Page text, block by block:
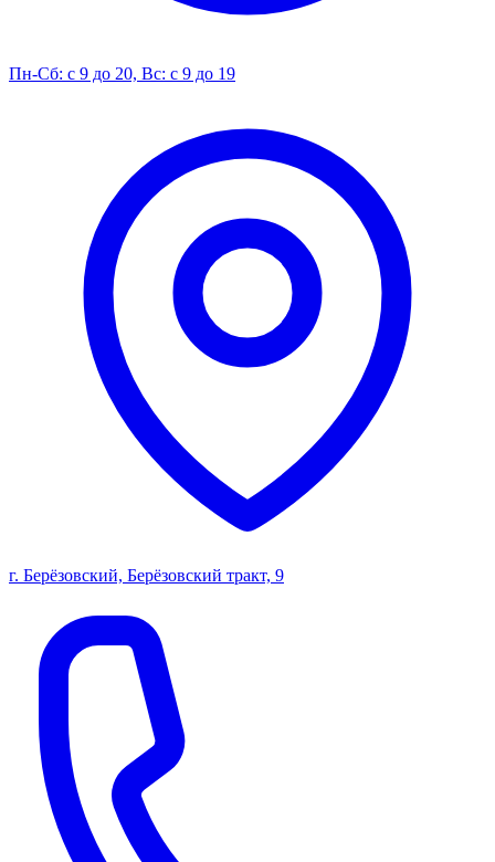
Пн-Сб: с 9 до 20, Вс: с 9 до 19
г. Берёзовский, Берёзовский тракт, 9